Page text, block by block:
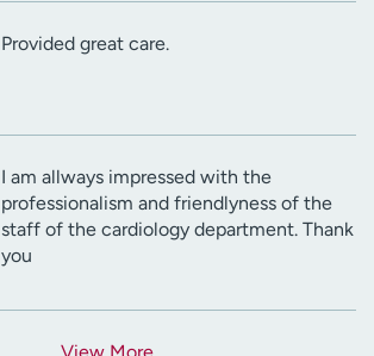
Provided great care.
I am allways impressed with the
professionalism and friendlyness of the
staff of the cardiology department. Thank
you
View More